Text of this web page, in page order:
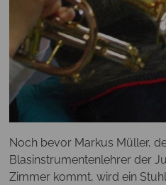
Noch bevor Markus Müller,
Blasinstrumentenlehrer der
Zimmer kommt, wird ein